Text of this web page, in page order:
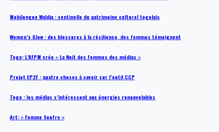
Mobilengue Waldja : sentinelle du patrimoine culturel togolais
Women’s Glow : des blessures à la résilience, des femmes témoignent
Togo: L’AFPM crée « La Nuit des femmes des médias »
Projet EP2F : quatre choses à savoir sur l’outil CCP
Togo : les médias s’intéressent aux énergies renouvelables
Art: « Femme Soufre »